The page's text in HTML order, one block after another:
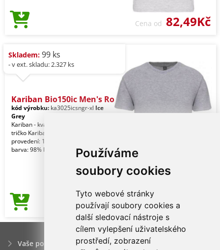
Používáme
soubory cookies
Tyto webové stránky
používají soubory cookies a
další sledovací nástroje s
cílem vylepšení uživatelského
prostředí, zobrazení
Cena od 82,49Kč
Skladem: 99 ks
- v ext. skladu: 2.327 ks
Kariban Bio150ic Men's Ro
kód výrobku: ka3025icsngr-xl Ice
Grey
Kariban - kvalitní značkové pánské
tričko Kariban Jednobarevné
provedení: 100% bavlna. Skvrnitá šedá
barva: 98% bavlna
Cena od82,49Kč
Vaše poptávka